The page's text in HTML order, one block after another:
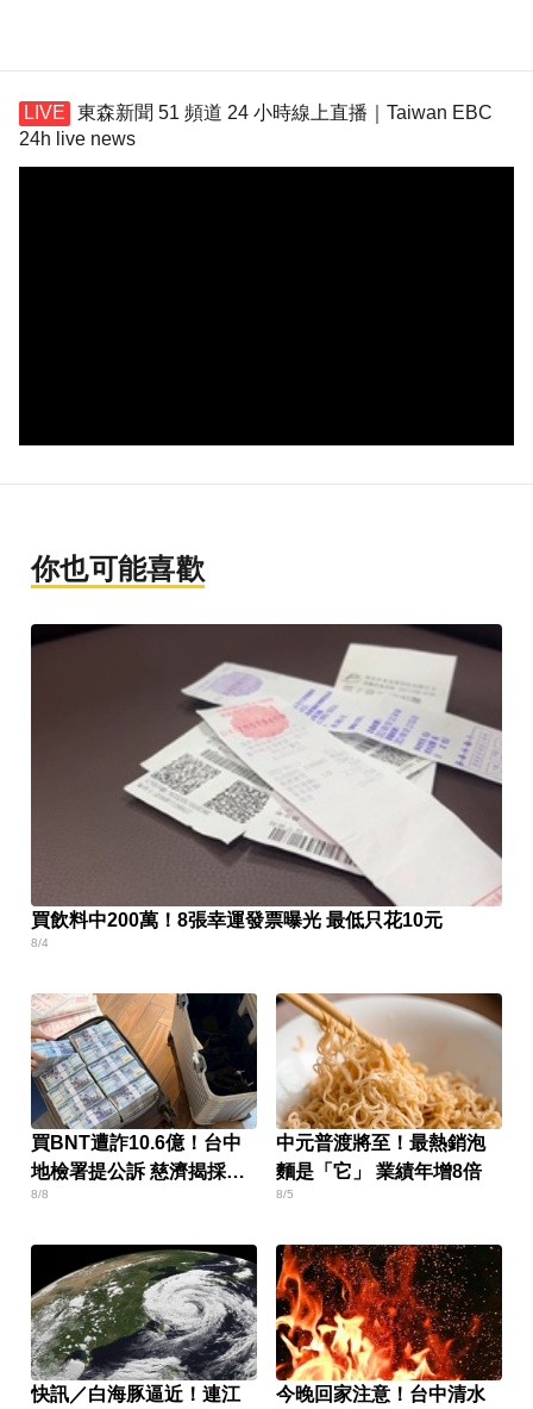
東森新聞 51 頻道 24 小時線上直播｜Taiwan EBC
24h live news
你也可能喜歡
買飲料中200萬！8張幸運發票曝光 最低只花10元
8/4
買BNT遭詐10.6億！台中
地檢署提公訴 慈濟揭採購
細節
8/8
中元普渡將至！最熱銷泡
麵是「它」 業績年增8倍
8/5
快訊／白海豚逼近！連江
今晚回家注意！台中清水